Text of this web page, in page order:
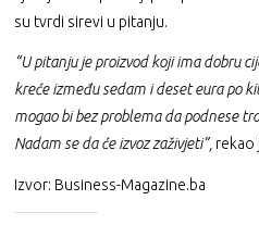
su tvrdi sirevi u pitanju.
“U pitanju je proizvod koji ima dobru
kreće između sedam i deset eura po
mogao bi bez problema da podnese
Nadam se da će izvoz zaživjeti”,
Izvor: Business-Magazine.ba